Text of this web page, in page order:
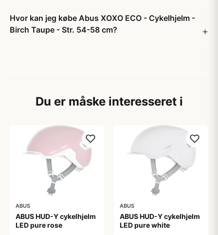
Hvor kan jeg købe Abus XOXO ECO - Cykelhjelm -
Birch Taupe - Str. 54-58 cm?
Du er måske interesseret i
ABUS
ABUS HUD-Y cykelhjelm
LED pure rose
ABUS
ABUS HUD-Y cykelhjelm
LED pure white